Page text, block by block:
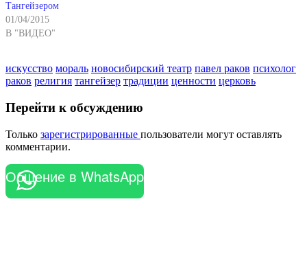
Тангейзером
01/04/2015
В "ВИДЕО"
искусство мораль новосибирский театр павел раков психолог
раков религия тангейзер традиции ценности церковь
Перейти к обсуждению
Только зарегистрированные пользователи могут оставлять
комментарии.
Общение в WhatsApp